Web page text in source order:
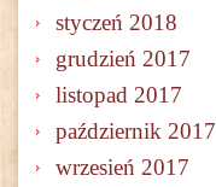
styczeń 2018
grudzień 2017
listopad 2017
październik 2017
wrzesień 2017